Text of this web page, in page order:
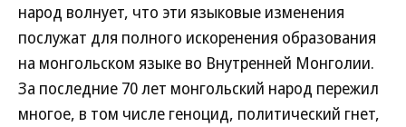
народ волнует, что эти языковые изменения
послужат для полного искоренения образования
на монгольском языке во Внутренней Монголии.
За последние 70 лет монгольский народ пережил
многое, в том числе геноцид, политический гнет,